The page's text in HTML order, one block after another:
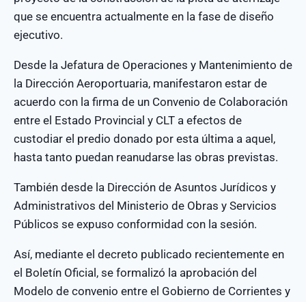
que se encuentra actualmente en la fase de diseño
ejecutivo.
Desde la Jefatura de Operaciones y Mantenimiento de
la Dirección Aeroportuaria, manifestaron estar de
acuerdo con la firma de un Convenio de Colaboración
entre el Estado Provincial y CLT a efectos de
custodiar el predio donado por esta última a aquel,
hasta tanto puedan reanudarse las obras previstas.
También desde la Dirección de Asuntos Jurídicos y
Administrativos del Ministerio de Obras y Servicios
Públicos se expuso conformidad con la sesión.
Así, mediante el decreto publicado recientemente en
el Boletín Oficial, se formalizó la aprobación del
Modelo de convenio entre el Gobierno de Corrientes y